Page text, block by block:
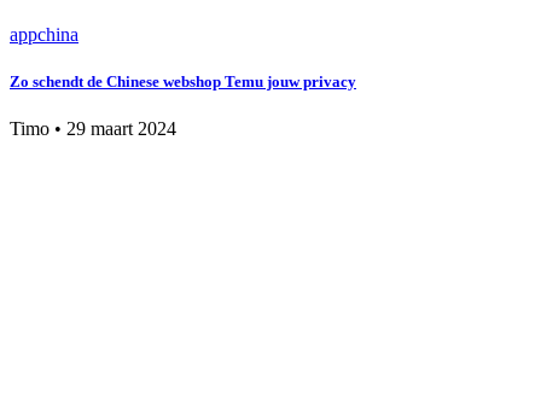
appchina
Zo schendt de Chinese webshop Temu jouw privacy
Timo • 29 maart 2024